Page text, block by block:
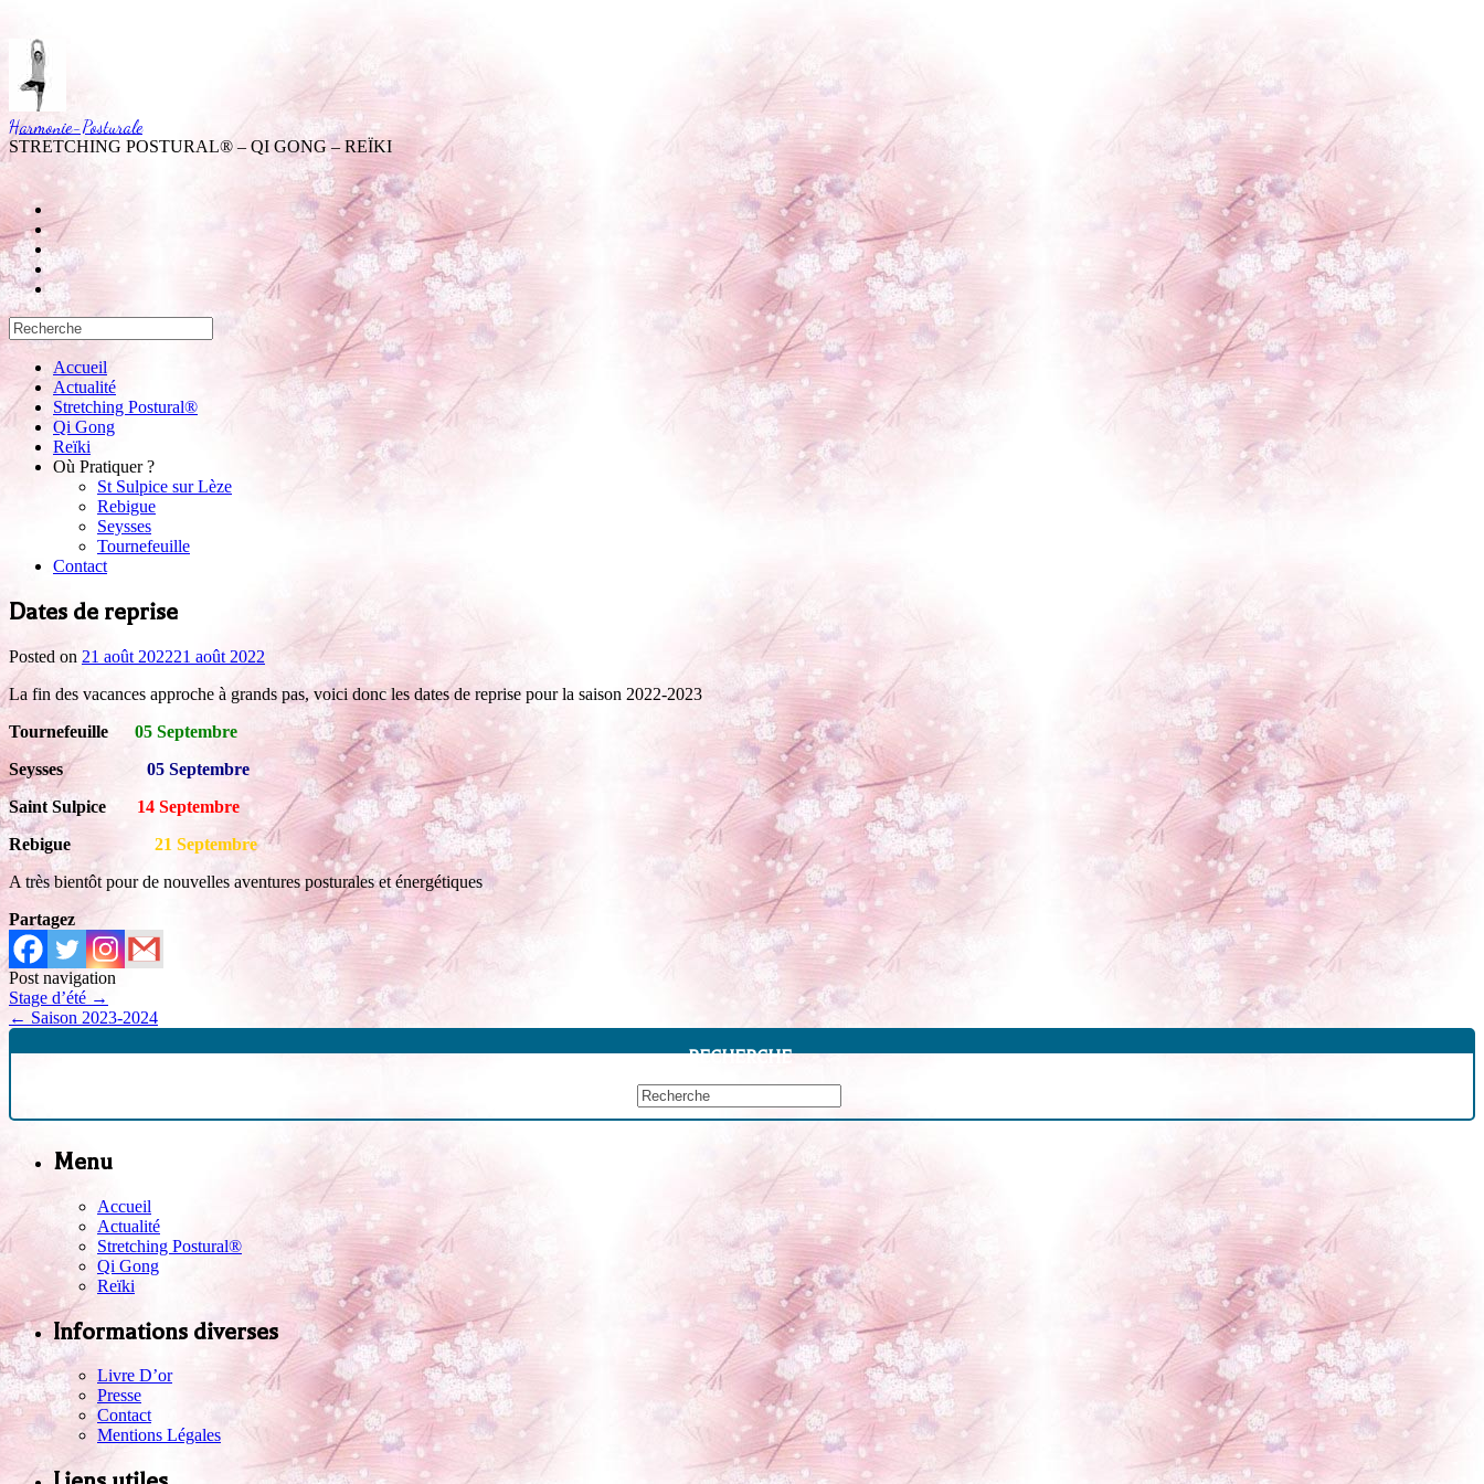
Harmonie-Posturale
STRETCHING POSTURAL® – QI GONG – REÏKI
Accueil
Actualité
Stretching Postural®
Qi Gong
Reïki
Où Pratiquer ?
St Sulpice sur Lèze
Rebigue
Seysses
Tournefeuille
Contact
Dates de reprise
Posted on 21 août 202221 août 2022
La fin des vacances approche à grands pas, voici donc les dates de reprise pour la saison 2022-2023
Tournefeuille
05 Septembre
Seysses
05 Septembre
Saint Sulpice
14 Septembre
Rebigue 21 Septembre
A très bientôt pour de nouvelles aventures posturales et énergétiques
Partagez
Post navigation
Stage d’été →
← Saison 2023-2024
RECHERCHE
Menu
Accueil
Actualité
Stretching Postural®
Qi Gong
Reïki
Informations diverses
Livre D’or
Presse
Contact
Mentions Légales